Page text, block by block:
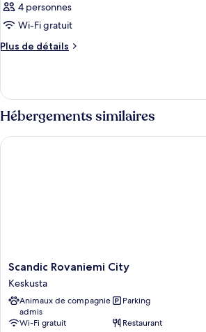
4 personnes
Wi-Fi gratuit
Plus de détails
Plus
le
type
de
chambre
Chambre
Hébergements similaires
Scandic
Rovaniemi
City
Keskusta
Scandic Rovaniemi City
Keskusta
Animaux de compagnie
admis
Parking
Wi-Fi gratuit
Restaurant
Scandic Rovaniemi City